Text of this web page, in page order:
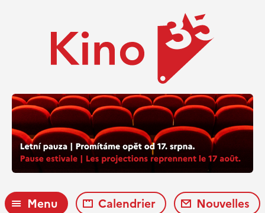
Menu Calendrier Nouvelles